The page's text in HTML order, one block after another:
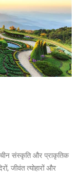
संस्कृति और प्राकृतिक
जीवंत त्योहारों और